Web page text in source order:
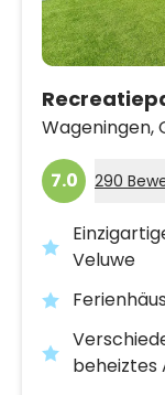
Wageningen,
7.0 290
Veluwe
beheiztes